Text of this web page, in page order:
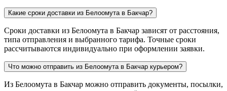
Какие сроки доставки из Белоомута в Бакчар?
Сроки доставки из Белоомута в Бакчар зависят от расстояния,
типа отправления и выбранного тарифа. Точные сроки
рассчитываются индивидуально при оформлении заявки.
Что можно отправить из Белоомута в Бакчар курьером?
Из Белоомута в Бакчар можно отправить документы, посылки,